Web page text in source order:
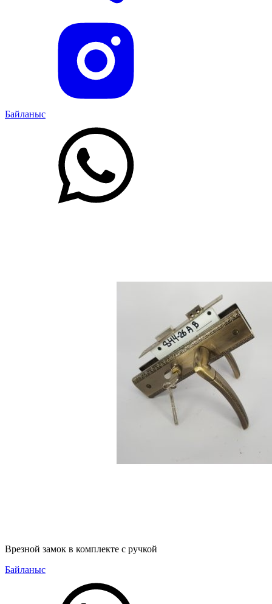
Байланыс
Врезной замок в комплекте с ручкой
Байланыс